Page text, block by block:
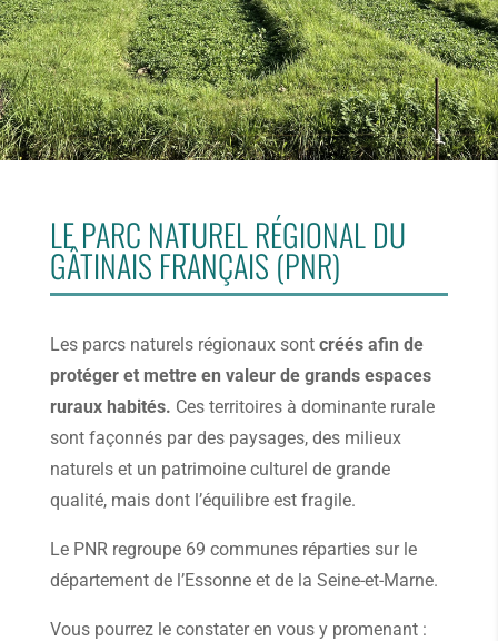
LE PARC NATUREL RÉGIONAL DU
GÂTINAIS FRANÇAIS (PNR)
Les parcs naturels régionaux sont créés afin de
protéger et mettre en valeur de grands espaces
ruraux habités. Ces territoires à dominante rurale
sont façonnés par des paysages, des milieux
naturels et un patrimoine culturel de grande
qualité, mais dont l’équilibre est fragile.
Le PNR regroupe 69 communes réparties sur le
département de l’Essonne et de la Seine-et-Marne.
Vous pourrez le constater en vous y promenant :